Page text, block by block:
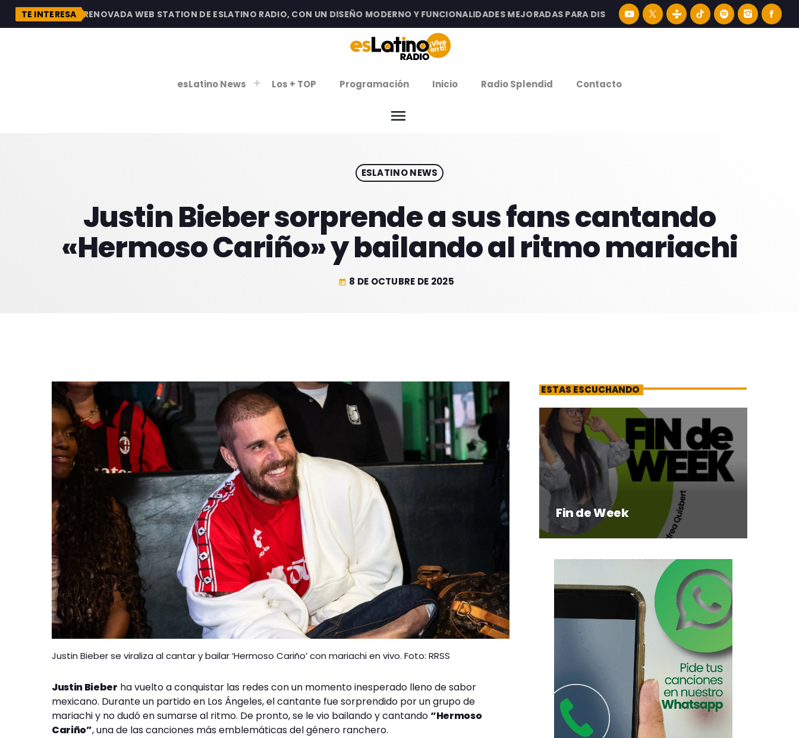
TE INTERESA
DESCUBRE LA RENOVADA WEB STATION DE ESLATINO RADIO, CON UN DISEÑO MODERNO Y FUNCIONALIDADES MEJORADAS PARA DISFRUTAR LA MEJOR MÚSICA LATINA Y
esLatino News Los + TOP Programación Inicio Radio Splendid Contacto
menu
VIERNES DE ESTRENOS ESLATINO NEWS
Justin Bieber sorprende a sus fans cantando
«Hermoso Cariño» y bailando al ritmo mariachi
today 8 DE OCTUBRE DE 2025
Justin Bieber se viraliza al cantar y bailar ‘Hermoso Cariño’ con mariachi en vivo. Foto: RRSS
Justin Bieber ha vuelto a conquistar las redes con un momento inesperado lleno de sabor
mexicano. Durante un partido en Los Ángeles, el cantante fue sorprendido por un grupo de
mariachi y no dudó en sumarse al ritmo. De pronto, se le vio bailando y cantando “Hermoso
Cariño”, una de las canciones más emblemáticas del género ranchero.
ESTAS ESCUCHANDO
Fin de Week